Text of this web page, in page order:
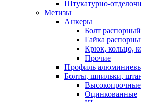
Штукатурно-
Метизы
Анкеры
Болт распорный
Гайка
Крюк, кольцо,
Прочие
Профиль
Болты, шпильки,
Оцинкованные